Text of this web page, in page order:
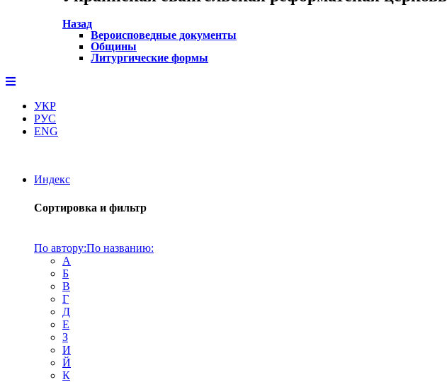
Назад
Вероисповедные документы
Общины
Литургические формы
УКР
РУС
ENG
Индекс
Сортировка и фильтр
По автору:По названию:
А
Б
В
Г
Д
Е
З
И
Й
К